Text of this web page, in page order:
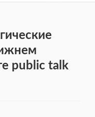
public talk